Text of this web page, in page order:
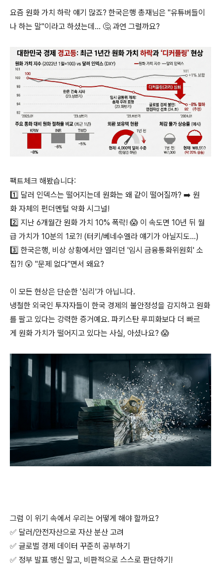
요즘 원화 가치 하락 얘기 많죠? 한국은행 총재님은 "유튜버들이
나 하는 말"이라고 하셨는데... 🤔 과연 그럴까요?
팩트체크 해봤습니다:
1️⃣ 달러 인덱스는 떨어지는데 원화는 왜 같이 떨어질까? ➡️ 원
화 자체의 펀더멘털 약화 시그널!
2️⃣ 지난 6개월간 원화 가치 10% 폭락! 😱 이 속도면 10년 뒤 월
급 가치가 10분의 1로?! (터키/베네수엘라 얘기가 아닐지도...)
3️⃣ 한국은행, 비상 상황에서만 열리던 '임시 금융통화위원회' 소
집?! 😲 "문제 없다"면서 왜요?
이 모든 현상은 단순한 '심리'가 아닙니다.
냉철한 외국인 투자자들이 한국 경제의 불안정성을 감지하고 원화
를 팔고 있다는 강력한 증거예요. 파키스탄 루피화보다 더 빠르
게 원화 가치가 떨어지고 있다는 사실, 아셨나요? 😱
그럼 이 위기 속에서 우리는 어떻게 해야 할까요?
✅ 달러/안전자산으로 자산 분산 고려
✅ 글로벌 경제 데이터 꾸준히 공부하기
✅ 정부 발표 맹신 말고, 비판적으로 스스로 판단하기!